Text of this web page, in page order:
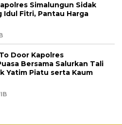
Simalungun Sidak
Idul Fitri, Pantau Harga
Door Kapolres
Bersama Salurkan Tali
Yatim Piatu serta Kaum